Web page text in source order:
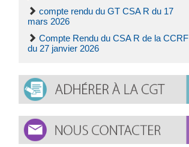
compte rendu du GT CSA R du 17
mars 2026
Compte Rendu du CSA R de la CCRF
du 27 janvier 2026